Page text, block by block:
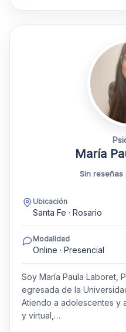
María
Sin reseñas
Ubicación
Santa Fe · Rosario
Modalidad
Online · Presencial
Soy María Paula Laboret,
egresada de la
Atiendo a adolescentes y
y virtual,…